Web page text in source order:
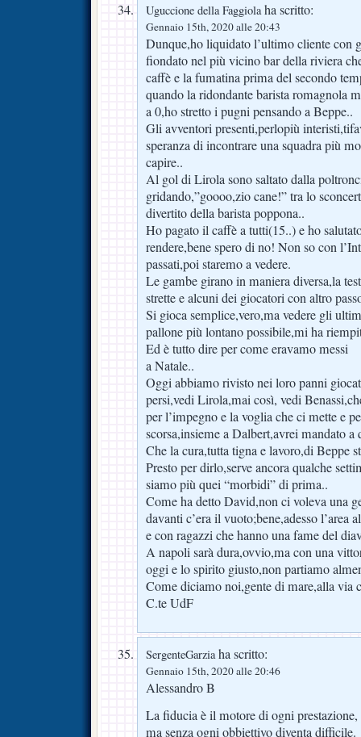
Uguccione della Faggiolaha scritto:
Gennaio 15th, 2020 alle 20:43
Dunque,ho liquidato l’ultimo cliente con
fiondato nel più vicino bar della riviera
caffè e la fumatina prima del secondo
quando la ridondante barista romagnola
a 0,ho stretto i pugni pensando a Beppe..
Gli avventori presenti,perlopiù
speranza di incontrare una squadra più
capire..
Al gol di Lirola sono saltato dalla
gridando,”goooo,zio cane!” tra lo
divertito della barista poppona..
Ho pagato il caffè a tutti(15..) e ho
rendere,bene spero di no! Non so con
passati,poi staremo a vedere.
Le gambe girano in maniera diversa,la
strette e alcuni dei giocatori con altro
Si gioca semplice,vero,ma vedere gli
pallone più lontano possibile,mi ha
Ed è tutto dire per come eravamo messi
a Natale..
Oggi abbiamo rivisto nei loro panni
persi,vedi Lirola,mai così, vedi
per l’impegno e la voglia che ci mette e
scorsa,insieme a Dalbert,avrei mandato a
Che la cura,tutta tigna e lavoro,di Beppe
Presto per dirlo,serve ancora qualche
siamo più quei “morbidi” di prima..
Come ha detto David,non ci voleva una
davanti c’era il vuoto;bene,adesso l’area
e con ragazzi che hanno una fame del
A napoli sarà dura,ovvio,ma con una
oggi e lo spirito giusto,non partiamo
Come diciamo noi,gente di mare,alla via
C.te UdF
SergenteGarziaha scritto:
Gennaio 15th, 2020 alle 20:46
Alessandro B
La fiducia è il motore di ogni
ma senza ogni obbiettivo diventa difficile.